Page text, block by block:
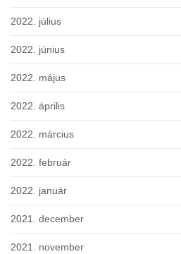
2022. július
2022. június
2022. május
2022. április
2022. március
2022. február
2022. január
2021. december
2021. november